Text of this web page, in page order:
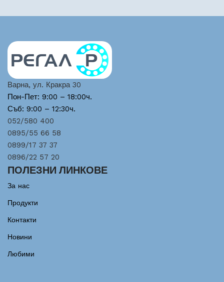
Варна, ул. Кракра 30
Пон-Пет: 9:00 – 18:00ч.
Съб: 9:00 – 12:30ч.
052/580 400
0895/55 66 58
0899/17 37 37
0896/22 57 20
ПОЛЕЗНИ ЛИНКОВЕ
За нас
Продукти
Контакти
Новини
Любими